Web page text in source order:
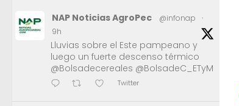
NAP Noticias AgroPec @infonap
·
9h
Lluvias sobre el Este pampeano y
luego un fuerte descenso térmico
@Bolsadecereales @BolsadeC_ETyM
Twitter